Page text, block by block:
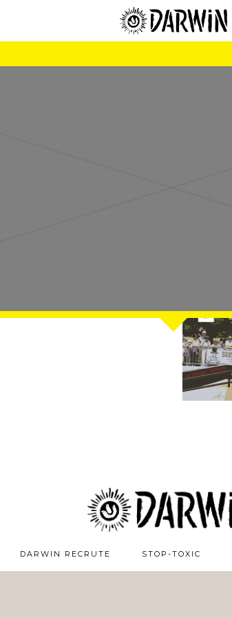
DARWIN RECRUTE STOP-TOXIC